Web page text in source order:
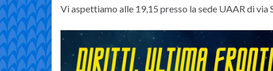
Vi aspettiamo alle 19,15 presso la sede UAAR di via